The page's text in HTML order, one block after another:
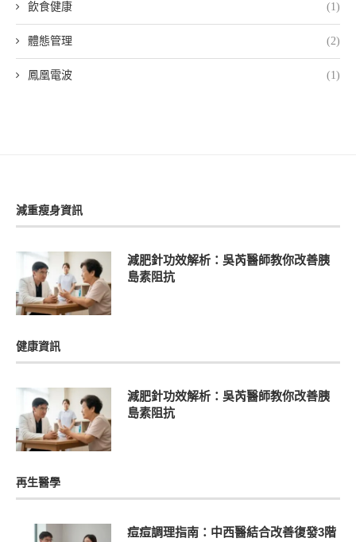
飲食健康 (1)
體態管理 (2)
鳳凰電波 (1)
減重瘦身資訊
減肥針功效解析：吳芮醫師教你改善胰
島素阻抗
健康資訊
減肥針功效解析：吳芮醫師教你改善胰
島素阻抗
再生醫學
痘痘調理指南：中西醫結合改善復發3階